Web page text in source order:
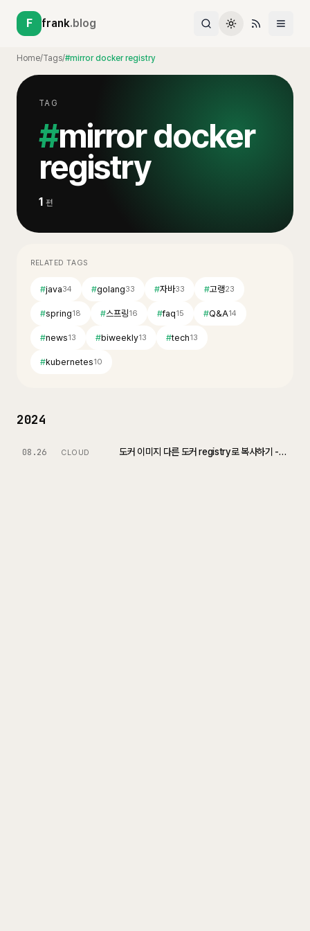
F frank.blog
Home/Tags/#mirror docker registry
TAG
#mirror docker
registry
1 편
RELATED TAGS
#java34 #golang33 #자바33 #고랭23
#spring18 #스프링16 #faq15 #Q&A14
#news13 #biweekly13 #tech13
#kubernetes10
2024
08.26 CLOUD 도커 이미지 다른 도커 registry로 복사하기 - Skopeo